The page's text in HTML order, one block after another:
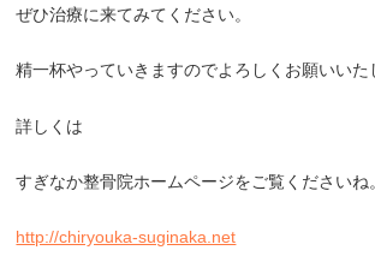
ぜひ治療に来てみてください。
精一杯やっていきますのでよろしくお願いいた
詳しくは
すぎなか整骨院ホームページをご覧くださいね
http://chiryouka-suginaka.net